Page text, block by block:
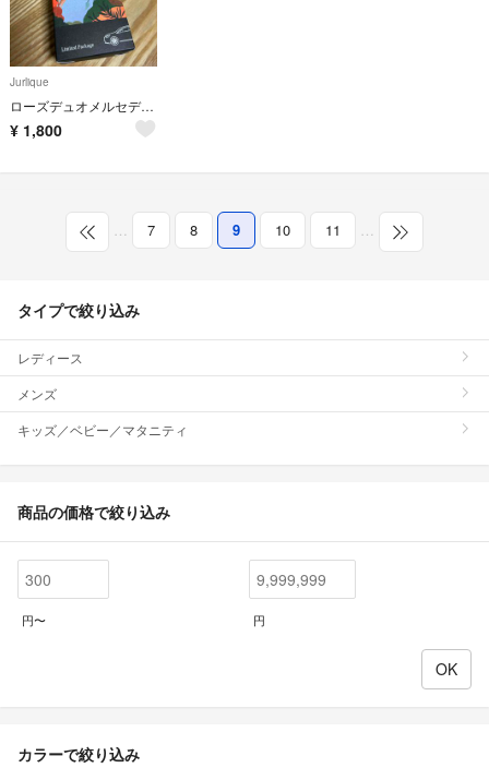
Jurlique
ローズデュオメルセデスベンツ特別パッケージ
¥ 1,800
… 7 8 9 10 11 …
タイプで絞り込み
レディース
メンズ
キッズ／ベビー／マタニティ
商品の価格で絞り込み
円〜 円
カラーで絞り込み